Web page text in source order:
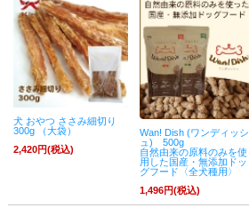
犬 おやつ ささみ細切り
300g （大袋）
2,420円(税込)
Wan! Dish (ワンディッシ
ュ) 500g
自然由来の原料のみを使
用した国産・無添加ドッ
グフード〈全犬種用〉
1,496円(税込)